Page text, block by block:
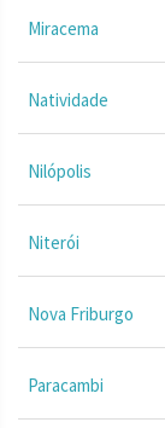
Miracema
Natividade
Nilópolis
Niterói
Nova Friburgo
Paracambi